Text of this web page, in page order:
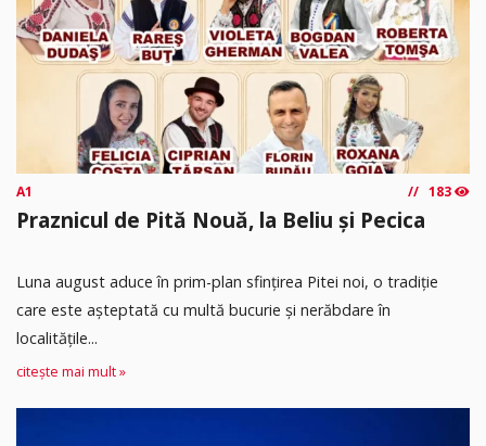
A1 183
Praznicul de Pită Nouă, la Beliu și Pecica
Luna august aduce în prim-plan sfințirea Pitei noi, o tradiție
care este așteptată cu multă bucurie și nerăbdare în
localitățile...
citește mai mult »